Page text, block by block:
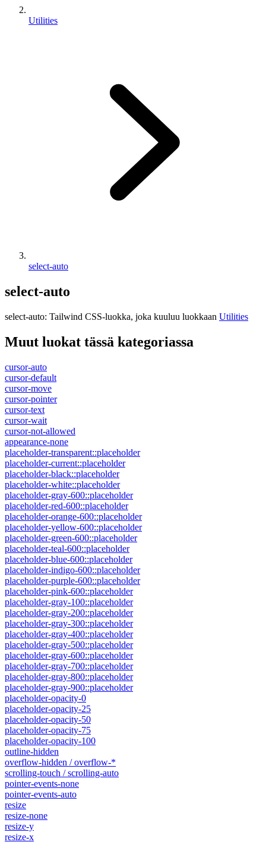
Utilities
select-auto
select-auto
select-auto: Tailwind CSS-luokka, joka kuuluu luokkaan Utilities
Muut luokat tässä kategoriassa
cursor-auto
cursor-default
cursor-move
cursor-pointer
cursor-text
cursor-wait
cursor-not-allowed
appearance-none
placeholder-transparent::placeholder
placeholder-current::placeholder
placeholder-black::placeholder
placeholder-white::placeholder
placeholder-gray-600::placeholder
placeholder-red-600::placeholder
placeholder-orange-600::placeholder
placeholder-yellow-600::placeholder
placeholder-green-600::placeholder
placeholder-teal-600::placeholder
placeholder-blue-600::placeholder
placeholder-indigo-600::placeholder
placeholder-purple-600::placeholder
placeholder-pink-600::placeholder
placeholder-gray-100::placeholder
placeholder-gray-200::placeholder
placeholder-gray-300::placeholder
placeholder-gray-400::placeholder
placeholder-gray-500::placeholder
placeholder-gray-600::placeholder
placeholder-gray-700::placeholder
placeholder-gray-800::placeholder
placeholder-gray-900::placeholder
placeholder-opacity-0
placeholder-opacity-25
placeholder-opacity-50
placeholder-opacity-75
placeholder-opacity-100
outline-hidden
overflow-hidden / overflow-*
scrolling-touch / scrolling-auto
pointer-events-none
pointer-events-auto
resize
resize-none
resize-y
resize-x